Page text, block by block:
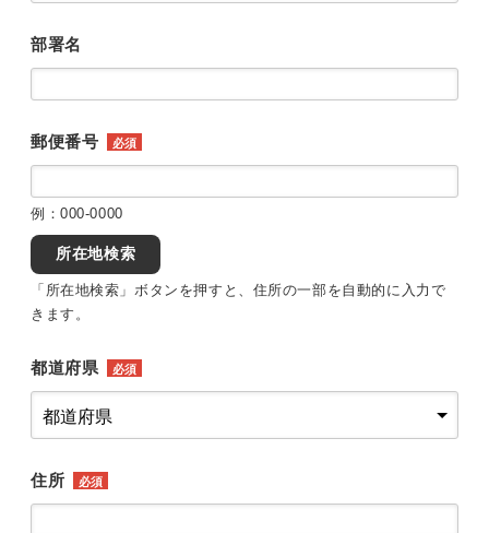
部署名
郵便番号 必須
例：000-0000
所在地検索
「所在地検索」ボタンを押すと、住所の一部を自動的に入力で
きます。
都道府県 必須
住所 必須